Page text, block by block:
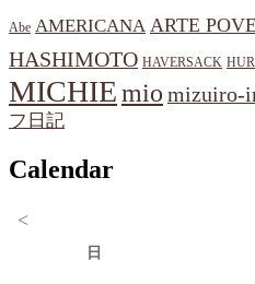
Abe AMERICANA ARTE
HASHIMOTO HAVERSACK
MICHIEmio mizuiro-
フ日記
Calendar
<
日